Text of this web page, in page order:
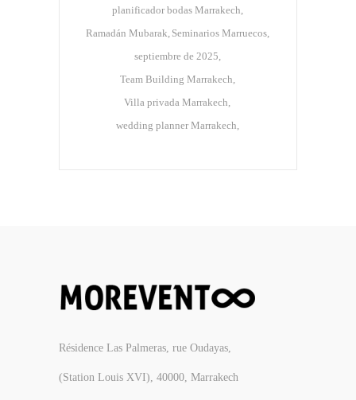
planificador bodas Marrakech
Ramadán Mubarak Seminarios Marruecos
septiembre de 2025
Team Building Marrakech
Villa privada Marrakech
wedding planner Marrakech
Résidence Las Palmeras, rue Oudayas,
(Station Louis XVI), 40000, Marrakech